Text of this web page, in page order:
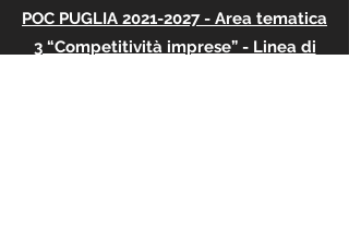
POC PUGLIA 2021-2027 - Area tematica
3 “Competitività imprese” - Linea di